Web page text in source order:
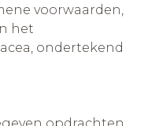
voorwaarden,
het
ondertekend